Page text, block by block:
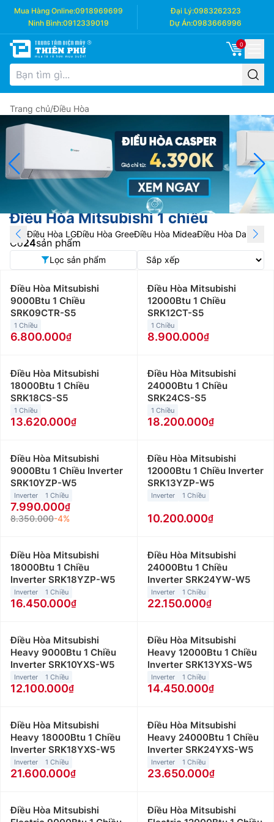
Mua Hàng Online:0918969699 Đại Lý:0983262323
Ninh Bình:0912339019 Dự Án:0983666996
0
Trang chủ/Điều Hòa
Điều Hòa Mitsubishi 1 chiều
Điều Hòa LGĐiều Hòa GreeĐiều Hòa MideaĐiều Hòa Daikin
Có24sản phẩm
Lọc sản phẩm
Điều Hòa Mitsubishi
9000Btu 1 Chiều
SRK09CTR-S5
1 Chiều
6.800.000
Điều Hòa Mitsubishi
12000Btu 1 Chiều
SRK12CT-S5
1 Chiều
8.900.000
Điều Hòa Mitsubishi
18000Btu 1 Chiều
SRK18CS-S5
1 Chiều
13.620.000
Điều Hòa Mitsubishi
24000Btu 1 Chiều
SRK24CS-S5
1 Chiều
18.200.000
Điều Hòa Mitsubishi
9000Btu 1 Chiều Inverter
SRK10YZP-W5
Inverter 1 Chiều
7.990.000
8.350.000-4%
Điều Hòa Mitsubishi
12000Btu 1 Chiều Inverter
SRK13YZP-W5
Inverter 1 Chiều
10.200.000
Điều Hòa Mitsubishi
18000Btu 1 Chiều
Inverter SRK18YZP-W5
Inverter 1 Chiều
16.450.000
Điều Hòa Mitsubishi
24000Btu 1 Chiều
Inverter SRK24YW-W5
Inverter 1 Chiều
22.150.000
Điều Hòa Mitsubishi
Heavy 9000Btu 1 Chiều
Inverter SRK10YXS-W5
Inverter 1 Chiều
12.100.000
Điều Hòa Mitsubishi
Heavy 12000Btu 1 Chiều
Inverter SRK13YXS-W5
Inverter 1 Chiều
14.450.000
Điều Hòa Mitsubishi
Heavy 18000Btu 1 Chiều
Inverter SRK18YXS-W5
Inverter 1 Chiều
21.600.000
Điều Hòa Mitsubishi
Heavy 24000Btu 1 Chiều
Inverter SRK24YXS-W5
Inverter 1 Chiều
23.650.000
Điều Hòa Mitsubishi
Điều Hòa Mitsubishi